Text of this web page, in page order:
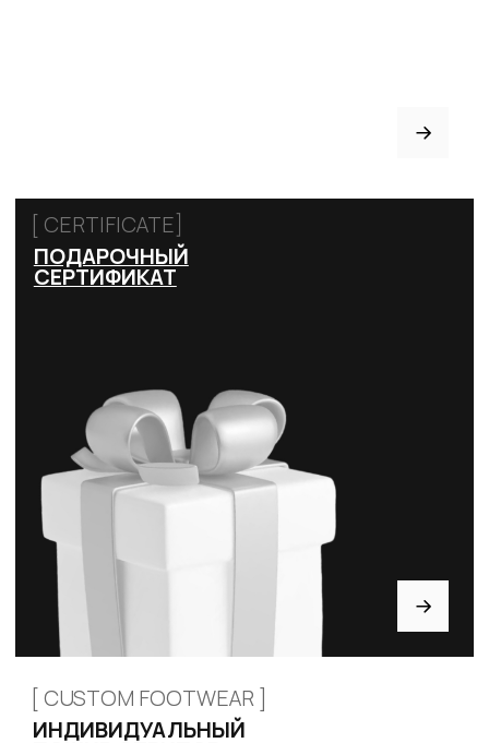
ИНФОРМАЦИЯ
ПОШИВ
ТРЕНЕРАМ И ШКОЛАМ
Хилсы
Ботинки
Доставка и оплата
Возврат и обмен